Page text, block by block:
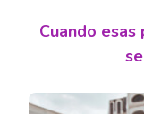
Cuando esas